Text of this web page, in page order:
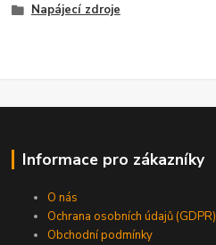
Napájecí zdroje
Informace pro zákazníky
O nás
Ochrana osobních údajů (GDPR)
Obchodní podmínky